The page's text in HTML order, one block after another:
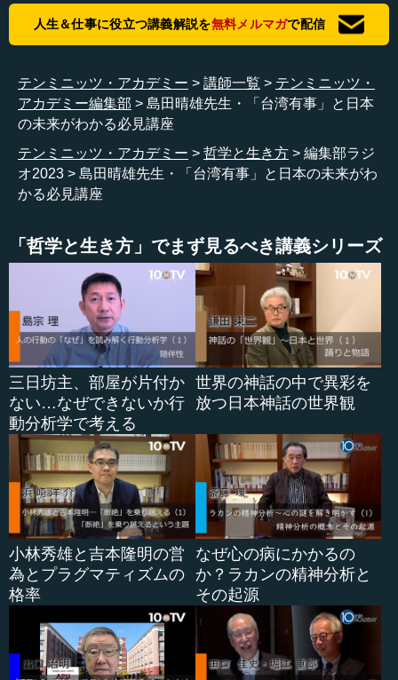
人生＆仕事に役立つ講義解説を無料メルマガで配信
テンミニッツ・アカデミー 講師一覧
テンミニッツ・
アカデミー編集部
島田晴雄先生・「台湾有事」と日本
の未来がわかる必見講座
テンミニッツ・アカデミー
哲学と生き方
編集部ラジ
オ2023
島田晴雄先生・「台湾有事」と日本の未来がわ
かる必見講座
「哲学と生き方」でまず見るべき講義シリーズ
三日坊主、部屋が片付か
ない…なぜできないか行
動分析学で考える
世界の神話の中で異彩を
放つ日本神話の世界観
小林秀雄と吉本隆明の営
為とプラグマティズムの
格率
なぜ心の病にかかるの
か？ラカンの精神分析と
その起源